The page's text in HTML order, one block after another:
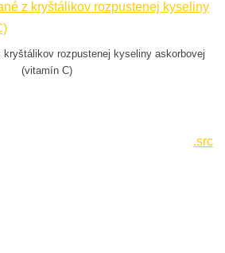
kryštálikov rozpustenej kyseliny askorbovej
(vitamín C)
.src